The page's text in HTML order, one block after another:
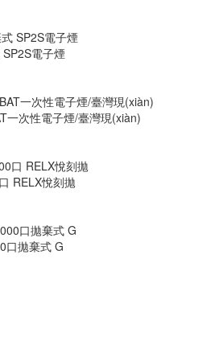
電子煙
一次性電子煙/臺灣現(xiàn)
RELX悅刻拋
口拋棄式 G